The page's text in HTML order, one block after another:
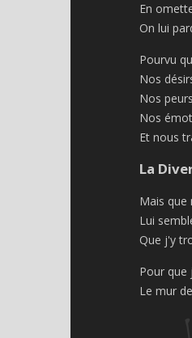
En
On lui
Pourvu
Nos
Nos peurs
Nos
Et nous
La
Mais que
Lui
Que j'y
Pour que
Le mur